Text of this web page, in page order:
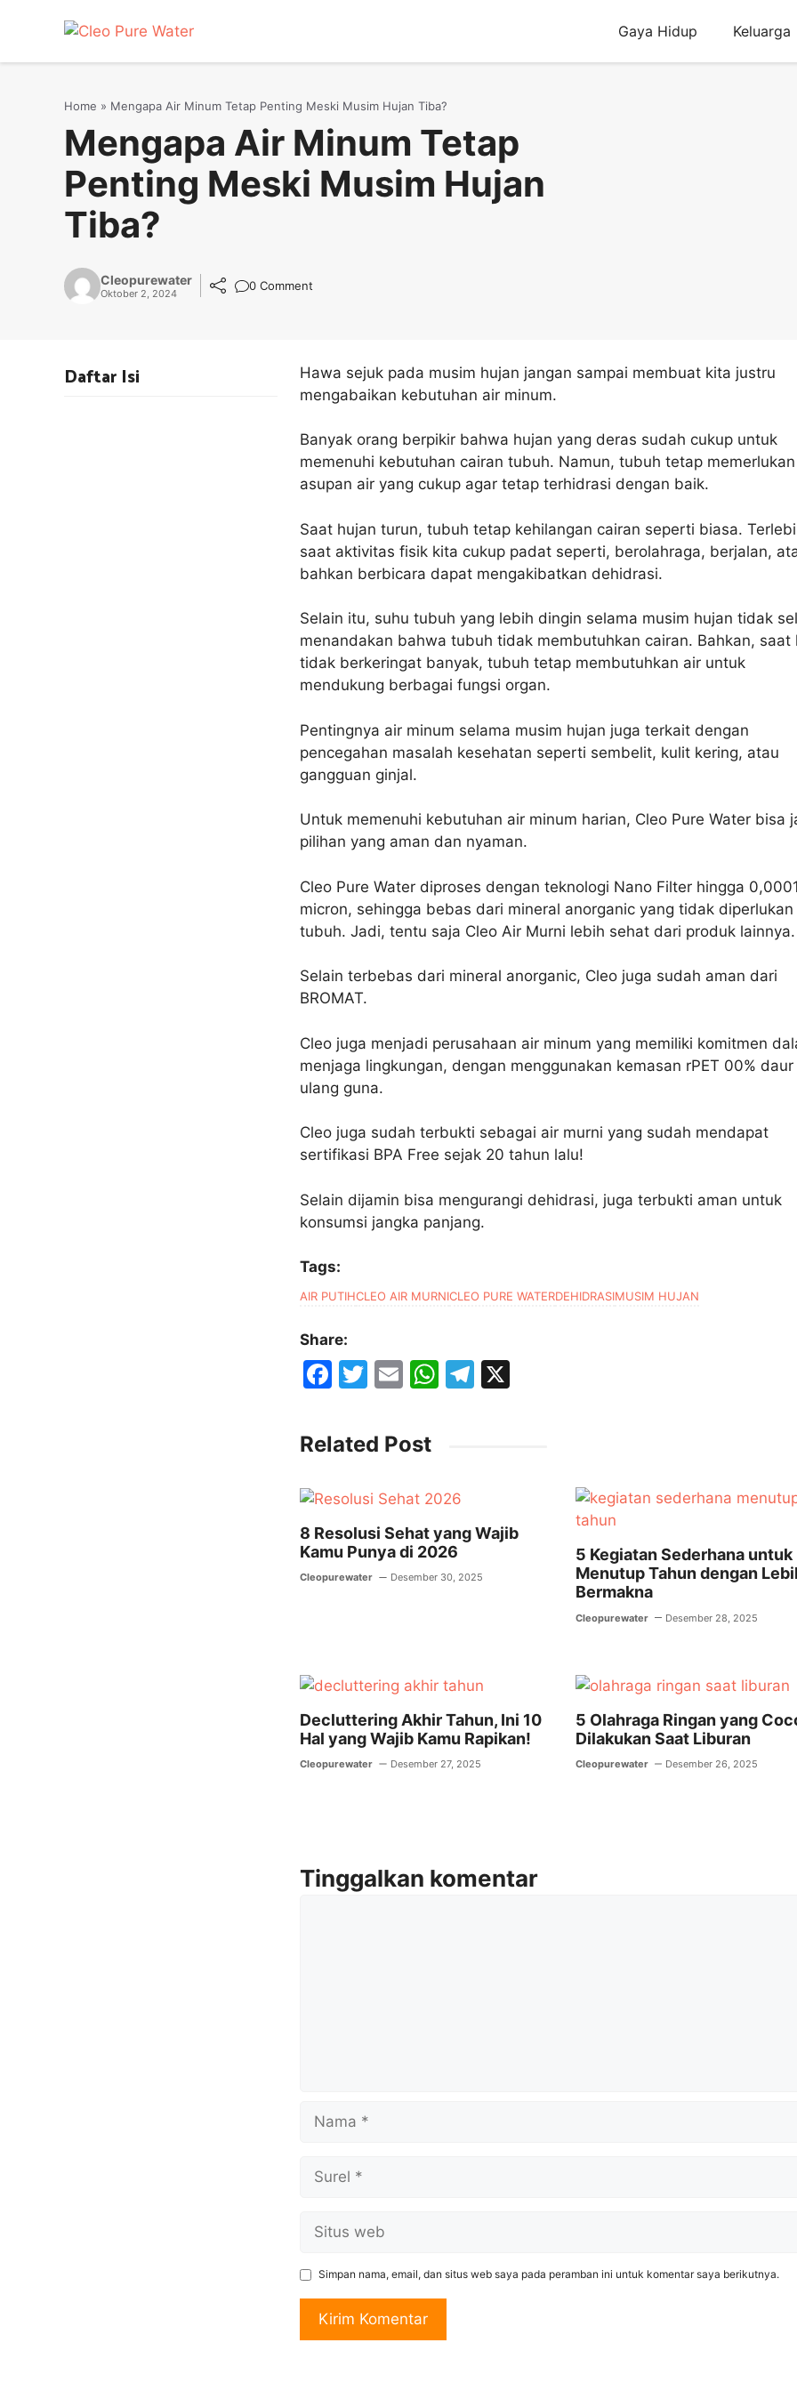
Gaya Hidup Keluarga
Home » Mengapa Air Minum Tetap Penting Meski Musim Hujan Tiba?
Mengapa Air Minum Tetap
Penting Meski Musim Hujan
Tiba?
Cleopurewater
Oktober 2, 2024
0 Comment
Hawa sejuk pada musim hujan jangan sampai membuat kita justru
mengabaikan kebutuhan air minum.
Banyak orang berpikir bahwa hujan yang deras sudah cukup untuk
memenuhi kebutuhan cairan tubuh. Namun, tubuh tetap memerlukan
asupan air yang cukup agar tetap terhidrasi dengan baik.
Saat hujan turun, tubuh tetap kehilangan cairan seperti biasa.
saat aktivitas fisik kita cukup padat seperti, berolahraga, berjalan,
bahkan berbicara dapat mengakibatkan dehidrasi.
Selain itu, suhu tubuh yang lebih dingin selama musim hujan tidak
menandakan bahwa tubuh tidak membutuhkan cairan. Bahkan, saat
tidak berkeringat banyak, tubuh tetap membutuhkan air untuk
mendukung berbagai fungsi organ.
Pentingnya air minum selama musim hujan juga terkait dengan
pencegahan masalah kesehatan seperti sembelit, kulit kering, atau
gangguan ginjal.
Untuk memenuhi kebutuhan air minum harian, Cleo Pure Water bisa
pilihan yang aman dan nyaman.
Cleo Pure Water diproses dengan teknologi Nano Filter hingga
micron, sehingga bebas dari mineral anorganic yang tidak diperlukan
tubuh. Jadi, tentu saja Cleo Air Murni lebih sehat dari produk lainnya.
Selain terbebas dari mineral anorganic, Cleo juga sudah aman dari
BROMAT.
Cleo juga menjadi perusahaan air minum yang memiliki komitmen
menjaga lingkungan, dengan menggunakan kemasan rPET 00% daur
ulang guna.
Cleo juga sudah terbukti sebagai air murni yang sudah mendapat
sertifikasi BPA Free sejak 20 tahun lalu!
Selain dijamin bisa mengurangi dehidrasi, juga terbukti aman untuk
konsumsi jangka panjang.
Tags:
AIR PUTIHCLEO AIR MURNICLEO PURE WATERDEHIDRASIMUSIM HUJAN
Share:
F
c
e
b
o
o
k
T
itt
er
E
ai
l
W
A
p
T
Related Post
8 Resolusi Sehat yang Wajib
Kamu Punya di 2026
Cleopurewater Desember 30, 2025
5 Kegiatan Sederhana untuk
Menutup Tahun dengan
Bermakna
Cleopurewater Desember 28, 2025
Decluttering Akhir Tahun, Ini 10
Hal yang Wajib Kamu Rapikan!
Cleopurewater Desember 27, 2025
5 Olahraga Ringan yang
Dilakukan Saat Liburan
Cleopurewater Desember 26, 2025
Tinggalkan komentar
Nama
Surel
Situs
web
Simpan nama, email, dan situs web saya pada peramban ini untuk komentar saya berikutnya.
Daftar Isi